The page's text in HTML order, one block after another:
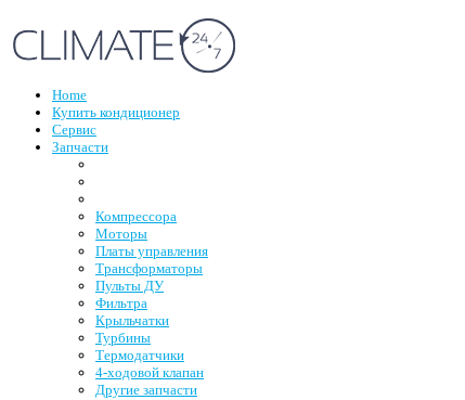
Home
Купить кондиционер
Сервис
Запчасти
Компрессора
Моторы
Платы управления
Трансформаторы
Пульты ДУ
Фильтра
Крыльчатки
Турбины
Термодатчики
4-ходовой клапан
Другие запчасти